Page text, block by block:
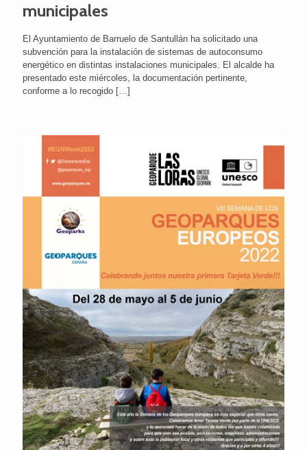
municipales
El Ayuntamiento de Barruelo de Santullán ha solicitado una
subvención para la instalación de sistemas de autoconsumo
energético en distintas instalaciones municipales. El alcalde ha
presentado este miércoles, la documentación pertinente,
conforme a lo recogido […]